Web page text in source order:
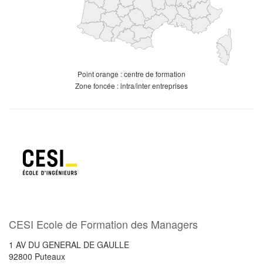
Point orange : centre de formation
Zone foncée : intra/inter entreprises
CESI Ecole de Formation des Managers
1 AV DU GENERAL DE GAULLE
92800 Puteaux